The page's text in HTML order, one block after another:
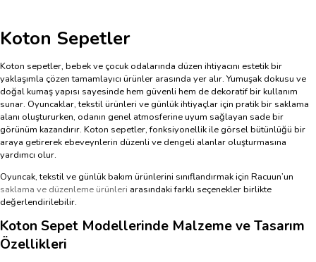
Koton Sepetler
Koton sepetler, bebek ve çocuk odalarında düzen ihtiyacını estetik bir
yaklaşımla çözen tamamlayıcı ürünler arasında yer alır. Yumuşak dokusu ve
doğal kumaş yapısı sayesinde hem güvenli hem de dekoratif bir kullanım
sunar. Oyuncaklar, tekstil ürünleri ve günlük ihtiyaçlar için pratik bir saklama
alanı oluştururken, odanın genel atmosferine uyum sağlayan sade bir
görünüm kazandırır. Koton sepetler, fonksiyonellik ile görsel bütünlüğü bir
araya getirerek ebeveynlerin düzenli ve dengeli alanlar oluşturmasına
yardımcı olur.
Oyuncak, tekstil ve günlük bakım ürünlerini sınıflandırmak için Racuun’un
saklama ve düzenleme ürünleri arasındaki farklı seçenekler birlikte
değerlendirilebilir.
Koton Sepet Modellerinde Malzeme ve Tasarım
Özellikleri